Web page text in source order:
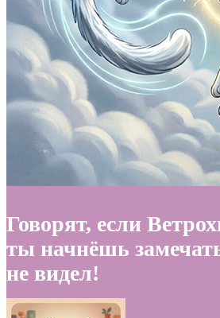
Говорят, если
ты начнёшь
не видел!